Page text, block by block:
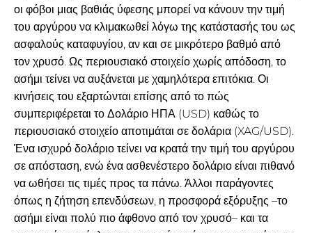
οι φόβοι μιας βαθιάς ύφεσης μπορεί να κάνουν την τιμή
του αργύρου να κλιμακωθεί λόγω της κατάστασής του ως
ασφαλούς καταφυγίου, αν και σε μικρότερο βαθμό από
τον χρυσό. Ως περιουσιακό στοιχείο χωρίς απόδοση, το
ασήμι τείνει να αυξάνεται με χαμηλότερα επιτόκια. Οι
κινήσεις του εξαρτώνται επίσης από το πώς
συμπεριφέρεται το Δολάριο ΗΠΑ (USD) καθώς το
περιουσιακό στοιχείο αποτιμάται σε δολάρια (XAG/USD).
Ένα ισχυρό δολάριο τείνει να κρατά την τιμή του αργύρου
σε απόσταση, ενώ ένα ασθενέστερο δολάριο είναι πιθανό
να ωθήσει τις τιμές προς τα πάνω. Άλλοι παράγοντες
όπως η ζήτηση επενδύσεων, η προσφορά εξόρυξης –το
ασήμι είναι πολύ πιο άφθονο από τον χρυσό– και τα